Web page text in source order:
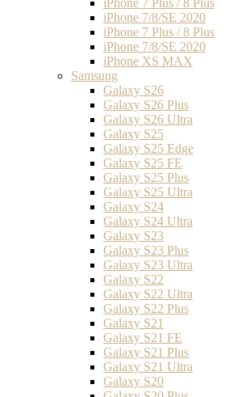
iPhone 7/8/SE 2020
iPhone 7 Plus / 8 Plus
iPhone 7/8/SE 2020
iPhone XS MAX
Samsung
Galaxy S26
Galaxy S26 Plus
Galaxy S26 Ultra
Galaxy S25
Galaxy S25 Edge
Galaxy S25 FE
Galaxy S25 Plus
Galaxy S25 Ultra
Galaxy S24
Galaxy S24 Ultra
Galaxy S23
Galaxy S23 Plus
Galaxy S23 Ultra
Galaxy S22
Galaxy S22 Ultra
Galaxy S22 Plus
Galaxy S21
Galaxy S21 FE
Galaxy S21 Plus
Galaxy S21 Ultra
Galaxy S20